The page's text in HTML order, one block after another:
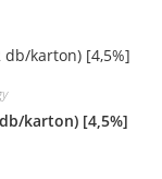
karton) [4,5%]